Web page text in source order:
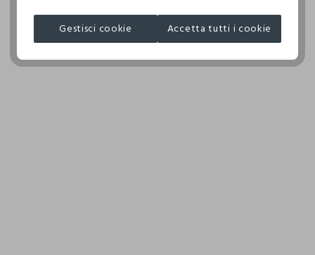
NON ASCIUGARE IN ASCIUGA BIANCHERIA A TAMBURO
ROTATIVO
TEMPERATURA MASSIMA DELLA PIASTRA DEL FERRO
I nostri fornitori
NINGBO RIZI DRESSES CO. LTD.
Gestisci cookie Accetta tutti i cookie